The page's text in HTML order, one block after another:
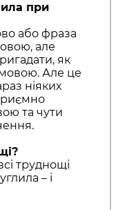
при
або фраза
але
як
Але це
ніяких
та чути
труднощі
– і